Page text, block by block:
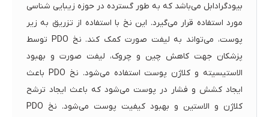
بیودگرادابل می‌باشد که به طور گسترده در حوزه زیبایی شناسی
مورد استفاده قرار می‌گیرد. این نخ با استفاده از تزریق به زیر
پوست، می‌تواند به لیفت صورت کمک کند. نخ PDO توسط
پزشکان جهت کاهش چین و چروک، لیفت صورت و بهبود
الاستیسیته و کلاژن پوست استفاده می‌شود. نخ PDO باعث
ایجاد کشش و فشار در پوست می‌شود که باعث ایجاد ترشح
کلاژن و الاستین و بهبود کیفیت پوست می‌شود. نخ PDO